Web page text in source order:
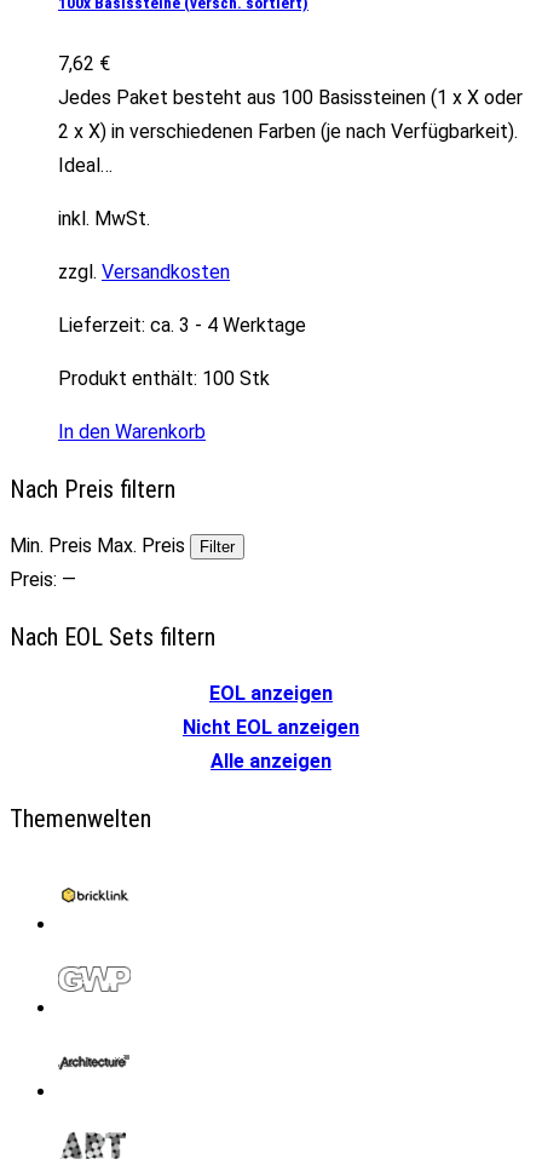
7,62 €
Jedes Paket besteht aus 100 Basissteinen (1 x X oder
2 x X) in verschiedenen Farben (je nach Verfügbarkeit).
Ideal…
inkl. MwSt.
zzgl. Versandkosten
Lieferzeit: ca. 3 - 4 Werktage
Produkt enthält: 100 Stk
In den Warenkorb
Nach Preis filtern
Min. Preis Max. Preis Filter
Preis: —
Nach EOL Sets filtern
EOL anzeigen
Nicht EOL anzeigen
Alle anzeigen
Themenwelten